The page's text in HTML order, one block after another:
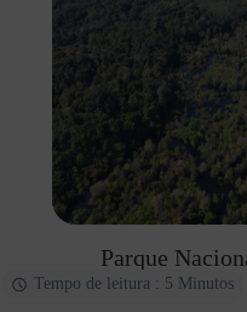
Parque
Tempo de leitura : 5 Minutos